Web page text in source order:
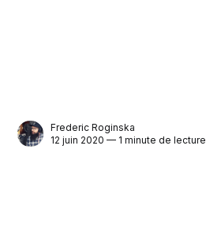
Frederic Roginska
12 juin 2020 — 1 minute de lecture